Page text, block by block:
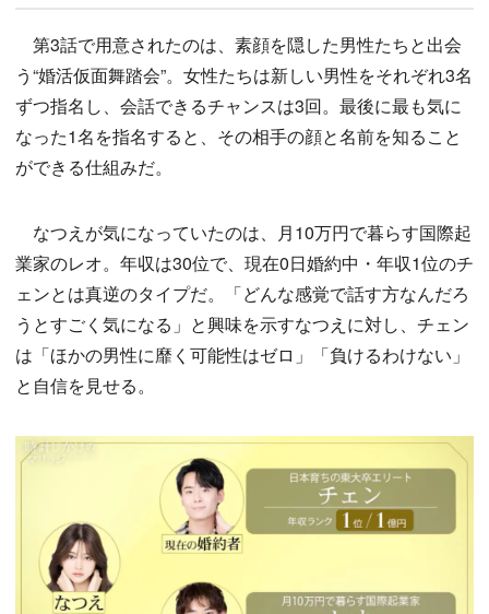
第3話で用意されたのは、素顔を隠した男性たちと出会
う“婚活仮面舞踏会”。女性たちは新しい男性をそれぞれ3名
ずつ指名し、会話できるチャンスは3回。最後に最も気に
なった1名を指名すると、その相手の顔と名前を知ること
ができる仕組みだ。
なつえが気になっていたのは、月10万円で暮らす国際起
業家のレオ。年収は30位で、現在0日婚約中・年収1位のチ
ェンとは真逆のタイプだ。「どんな感覚で話す方なんだろ
うとすごく気になる」と興味を示すなつえに対し、チェン
は「ほかの男性に靡く可能性はゼロ」「負けるわけない」
と自信を見せる。